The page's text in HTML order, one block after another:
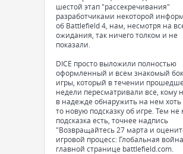
шестой этап "рассекречивания"
разработчиками некоторой
об Battlefield 4, нам, несмотря на
ожидания, так ничего толком и не
показали.
DICE просто выложили полностью
оформленный и всем знакомый
игры, который в течении
недели пересматривали все, кому
в надежде обнаружить на нем хоть
то новую подсказку об игре. Тем не
подсказка есть, точнее надпись
"Возвращайтесь 27 марта и
игровой процесс: Глобальная
главной странице battlefield.com.